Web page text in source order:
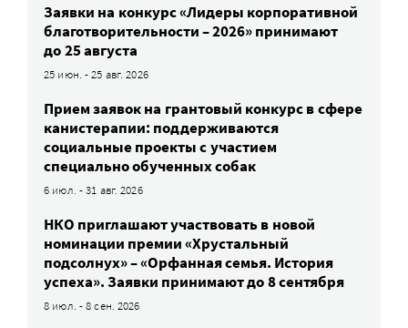
Заявки на конкурс «Лидеры корпоративной
благотворительности – 2026» принимают
до 25 августа
25 июн. - 25 авг. 2026
Прием заявок на грантовый конкурс в сфере
канистерапии: поддерживаются
социальные проекты с участием
специально обученных собак
6 июл. - 31 авг. 2026
НКО приглашают участвовать в новой
номинации премии «Хрустальный
подсолнух» – «Орфанная семья. История
успеха». Заявки принимают до 8 сентября
8 июл. - 8 сен. 2026